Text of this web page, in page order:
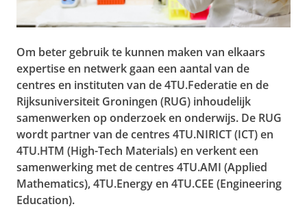
Om beter gebruik te kunnen maken van elkaars
expertise en netwerk gaan een aantal van de
centres en instituten van de 4TU.Federatie en de
Rijksuniversiteit Groningen (RUG) inhoudelijk
samenwerken op onderzoek en onderwijs. De RUG
wordt partner van de centres 4TU.NIRICT (ICT) en
4TU.HTM (High-Tech Materials) en verkent een
samenwerking met de centres 4TU.AMI (Applied
Mathematics), 4TU.Energy en 4TU.CEE (Engineering
Education).